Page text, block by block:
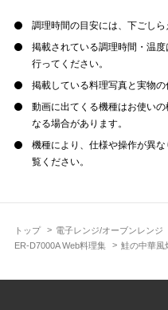
トップ 電子レンジ/オーブンレンジ
ER-D7000A Web料理集
鮭の中華風
調理時間の目安には、下ごしら
掲載されている調理時間・温
行ってください。
掲載している料理写真と実物の
動画に出てくる機種はお使い
なる場合があります。
機種により、仕様や操作が異
覧ください。